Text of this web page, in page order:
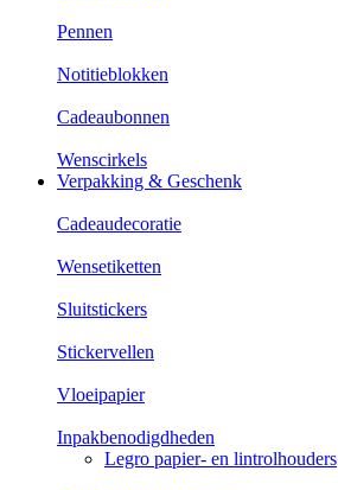
Pennen
Notitieblokken
Cadeaubonnen
Wenscirkels
Verpakking & Geschenk
Cadeaudecoratie
Wensetiketten
Sluitstickers
Stickervellen
Vloeipapier
Inpakbenodigdheden
Legro papier- en lintrolhouders